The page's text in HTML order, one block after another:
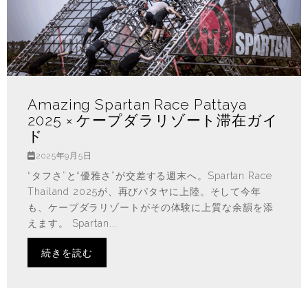
Amazing Spartan Race Pattaya
2025 × ケープダラリゾート滞在ガイ
ド
2025年9月5日
“タフさ”と“優雅さ”が交差する週末へ。Spartan Race
Thailand 2025が、再びパタヤに上陸。そして今年
も、ケープダラリゾートがその体験に上質な余韻を添
えます。 Spartan...
続きを読む